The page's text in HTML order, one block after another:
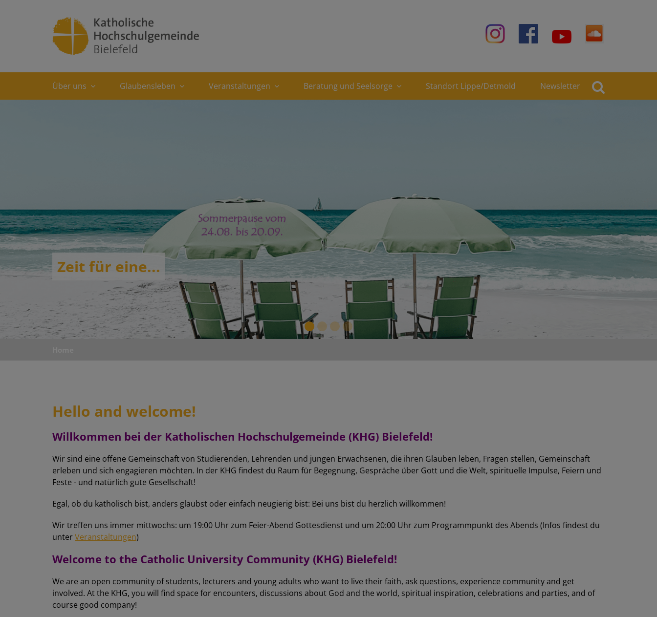
Über uns Glaubensleben Veranstaltungen Beratung und Seelsorge Standort Lippe/Detmold Newsletter
Zeit für eine...
Hello and welcome!
Willkommen bei der Katholischen Hochschulgemeinde (KHG) Bielefeld!
Wir sind eine offene Gemeinschaft von Studierenden, Lehrenden und jungen Erwachsenen, die ihren Glauben leben, Fragen stellen, Gemeinschaft
erleben und sich engagieren möchten. In der KHG findest du Raum für Begegnung, Gespräche über Gott und die Welt, spirituelle Impulse, Feiern und
Feste - und natürlich gute Gesellschaft!
Egal, ob du katholisch bist, anders glaubst oder einfach neugierig bist: Bei uns bist du herzlich willkommen!
Wir treffen uns immer mittwochs: um 19:00 Uhr zum Feier-Abend Gottesdienst und um 20:00 Uhr zum Programmpunkt des Abends (Infos findest du
unterVeranstaltungen)
Welcome to the Catholic University Community (KHG) Bielefeld!
We are an open community of students, lecturers and young adults who want to live their faith, ask questions, experience community and get
involved. At the KHG, you will find space for encounters, discussions about God and the world, spiritual inspiration, celebrations and parties, and of
course good company!